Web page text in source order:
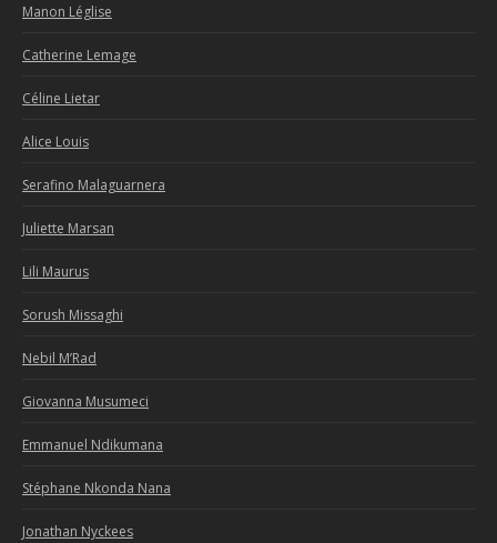
Manon Léglise
Catherine Lemage
Céline Lietar
Alice Louis
Serafino Malaguarnera
Juliette Marsan
Lili Maurus
Sorush Missaghi
Nebil M’Rad
Giovanna Musumeci
Emmanuel Ndikumana
Stéphane Nkonda Nana
Jonathan Nyckees